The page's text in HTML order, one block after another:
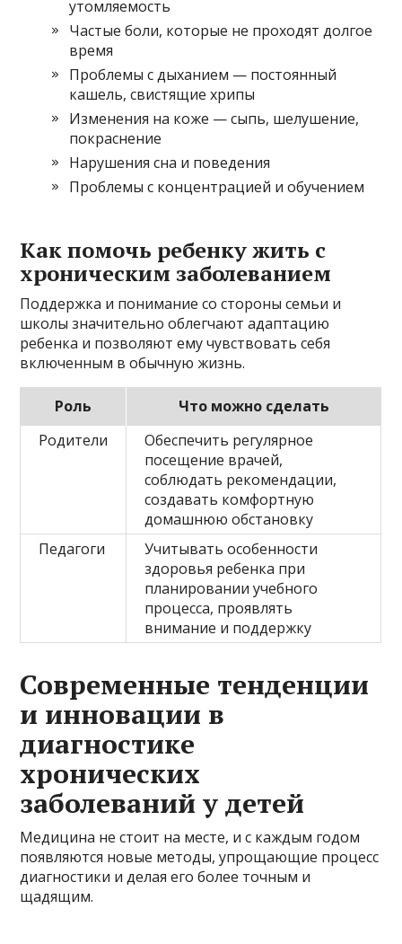
утомляемость
Частые боли, которые не проходят долгое
время
Проблемы с дыханием — постоянный
кашель, свистящие хрипы
Изменения на коже — сыпь, шелушение,
покраснение
Нарушения сна и поведения
Проблемы с концентрацией и обучением
Как помочь ребенку жить с
хроническим заболеванием
Поддержка и понимание со стороны семьи и
школы значительно облегчают адаптацию
ребенка и позволяют ему чувствовать себя
включенным в обычную жизнь.
Роль
Что можно сделать
Родители
Обеспечить регулярное
посещение врачей,
соблюдать рекомендации,
создавать комфортную
домашнюю обстановку
Педагоги
Учитывать особенности
здоровья ребенка при
планировании учебного
процесса, проявлять
внимание и поддержку
Современные тенденции
и инновации в
диагностике
хронических
заболеваний у детей
Медицина не стоит на месте, и с каждым годом
появляются новые методы, упрощающие процесс
диагностики и делая его более точным и
щадящим.